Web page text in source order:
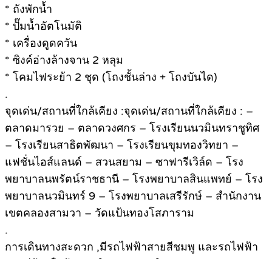
* ถังพักน้ำ
* ปั๊มน้ำอัตโนมัติ
* เครื่องดูดควัน
* ซิงค์อ่างล้างจาน 2 หลุม
* โคมไฟระย้า 2 ชุด (โถงชั้นล่าง + โถงบันได)
.
จุดเด่น/สถานที่ใกล้เคียง :จุดเด่น/สถานที่ใกล้เคียง : –
ตลาดมารวย – ตลาดวงศกร – โรงเรียนนวมินทราชูทิศ
– โรงเรียนสาธิตพัฒนา – โรงเรียนขุมทองวิทยา –
แฟชั่นไอส์แลนด์ – สวนสยาม – ซาฟารีเวิล์ด – โรง
พยาบาลนพรัตน์ราชธานี – โรงพยาบาลสินแพทย์ – โรง
พยาบาลนวมินทร์ 9 – โรงพยาบาลเสรีรักษ์ – สำนักงาน
เขตคลองสามวา – วัดแป้นทองโสภาราม
.
การเดินทางสะดวก ,มีรถไฟฟ้าสายสีชมพู และรถไฟฟ้า